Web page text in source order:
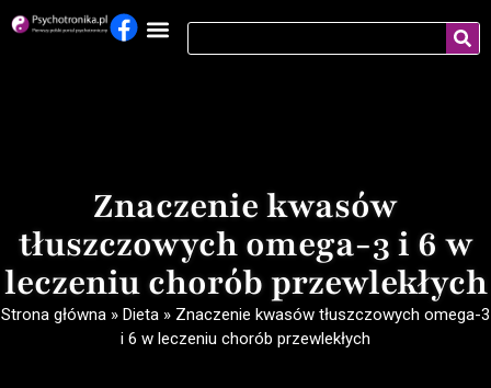
Znaczenie kwasów
tłuszczowych omega-3 i 6 w
leczeniu chorób przewlekłych
Strona główna » Dieta » Znaczenie kwasów tłuszczowych omega-3
i 6 w leczeniu chorób przewlekłych